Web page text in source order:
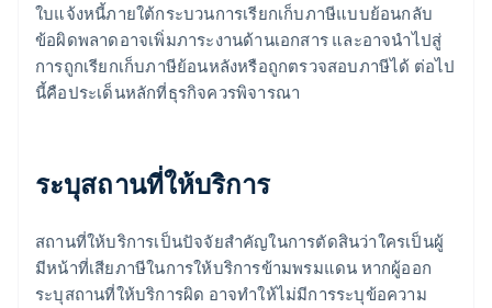
ใบแจ้งหนี้ภายใต้กระบวนการเรียกเก็บภาษีแบบย้อนกลับ
ข้อผิดพลาดอาจเพิ่มภาระงานด้านเอกสาร และอาจนำไปสู่
การถูกเรียกเก็บภาษีย้อนหลังหรือถูกตรวจสอบภาษีได้ ต่อไป
นี้คือประเด็นหลักที่ธุรกิจควรพิจารณา
ระบุสถานที่ให้บริการ
สถานที่ให้บริการเป็นปัจจัยสำคัญในการตัดสินว่าใครเป็นผู้
มีหน้าที่เสียภาษีในการให้บริการข้ามพรมแดน หากผู้ออก
ระบุสถานที่ให้บริการผิด อาจทำให้ไม่มีการระบุข้อความ